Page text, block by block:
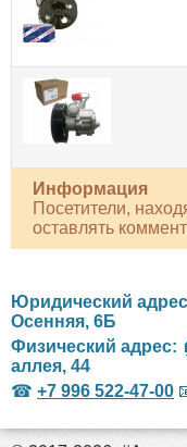
Информация
Посетители,
оставлять
Юридический
Осенняя, 6Б
Физический адрес:
аллея, 44
☎ +7 996 522-47-00